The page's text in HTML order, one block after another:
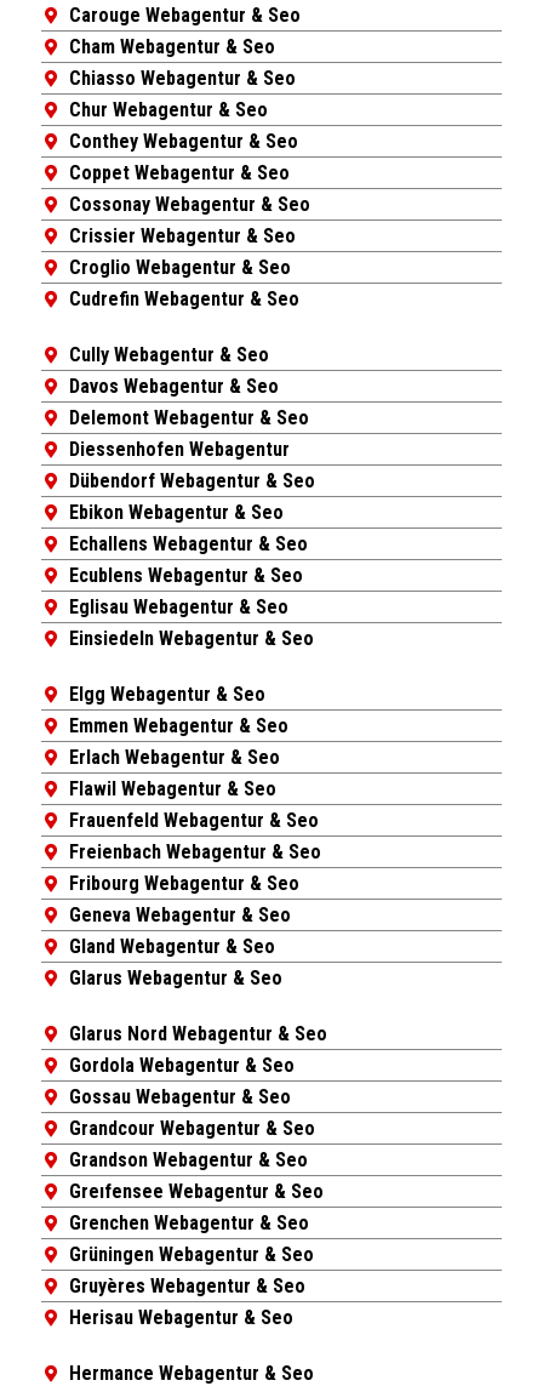
Carouge Webagentur & Seo
Cham Webagentur & Seo
Chiasso Webagentur & Seo
Chur Webagentur & Seo
Conthey Webagentur & Seo
Coppet Webagentur & Seo
Cossonay Webagentur & Seo
Crissier Webagentur & Seo
Croglio Webagentur & Seo
Cudrefin Webagentur & Seo
Cully Webagentur & Seo
Davos Webagentur & Seo
Delemont Webagentur & Seo
Diessenhofen Webagentur
Dübendorf Webagentur & Seo
Ebikon Webagentur & Seo
Echallens Webagentur & Seo
Ecublens Webagentur & Seo
Eglisau Webagentur & Seo
Einsiedeln Webagentur & Seo
Elgg Webagentur & Seo
Emmen Webagentur & Seo
Erlach Webagentur & Seo
Flawil Webagentur & Seo
Frauenfeld Webagentur & Seo
Freienbach Webagentur & Seo
Fribourg Webagentur & Seo
Geneva Webagentur & Seo
Gland Webagentur & Seo
Glarus Webagentur & Seo
Glarus Nord Webagentur & Seo
Gordola Webagentur & Seo
Gossau Webagentur & Seo
Grandcour Webagentur & Seo
Grandson Webagentur & Seo
Greıfensee Webagentur & Seo
Grenchen Webagentur & Seo
Grüningen Webagentur & Seo
Gruyères Webagentur & Seo
Herisau Webagentur & Seo
Hermance Webagentur & Seo